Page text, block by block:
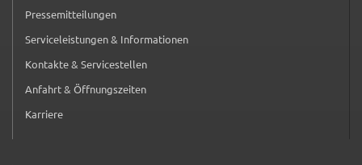
Pressemitteilungen
Serviceleistungen & Informationen
Kontakte & Servicestellen
Anfahrt & Öffnungszeiten
Karriere
Youtube Videos
Google Maps
consent-google-maps